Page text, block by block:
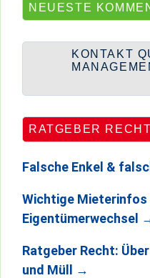
NEUESTE
KONTAKT
RATGEBER RECHT
Falsche Enkel &
Wichtige Mieterinfos
Eigentümerwechsel
Ratgeber Recht:
und Müll →